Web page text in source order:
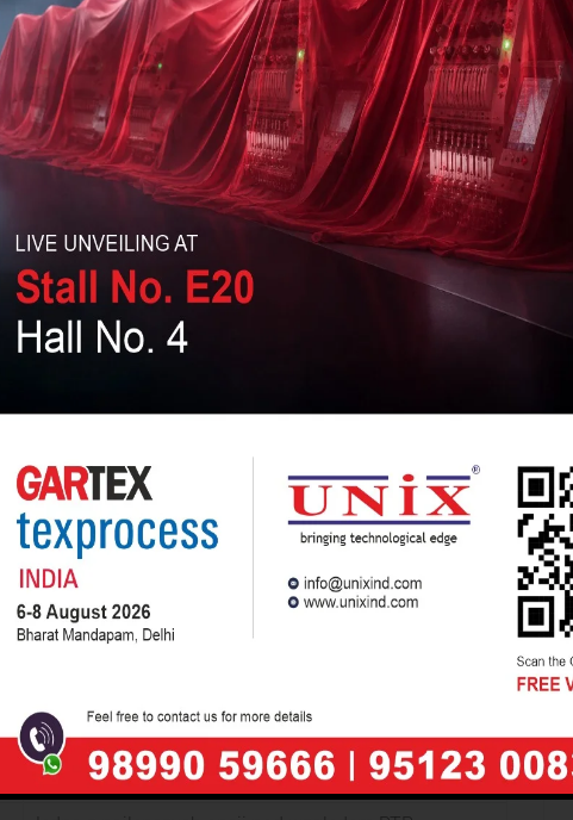
mobilnie zoptymalizowaną stronę internetową, która
(PWA). Oznacza to, że po wejściu na stronę przez
możesz dodać jej skrót na ekranie głównym.
z aplikacją natywną – szybki dostęp, powiadomienia
identyczna: wpisz swój login i hasło w formularzu na
dwuskładnikowego (2FA) w ustawieniach konta dla
z urządzeń mobilnych.
RTP w grach
gracza (RTP) między kategoriami gier jest znaczne.
wpłynąć na Twoją rozgrywkę w dłuższej
Wybieraj standardowe sloty z RTP >96%. Unikaj gier
progresywnych, jeśli zależy Ci na wysokim zwrocie.